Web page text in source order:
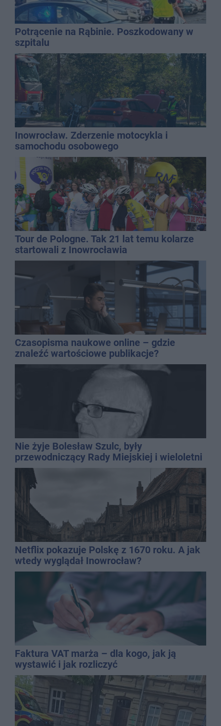
Potrącenie na Rąbinie. Poszkodowany w
szpitalu
Inowrocław. Zderzenie motocykla i
samochodu osobowego
Tour de Pologne. Tak 21 lat temu kolarze
startowali z Inowrocławia
Czasopisma naukowe online – gdzie
znaleźć wartościowe publikacje?
Nie żyje Bolesław Szulc, były
przewodniczący Rady Miejskiej i wieloletni
dyrektor SP 14
Netflix pokazuje Polskę z 1670 roku. A jak
wtedy wyglądał Inowrocław?
Faktura VAT marża – dla kogo, jak ją
wystawić i jak rozliczyć